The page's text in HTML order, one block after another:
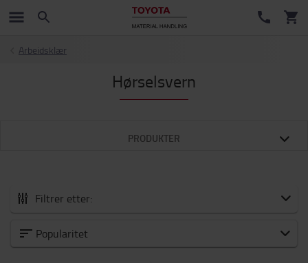
Arbeidsklær
Hørselsvern
PRODUKTER
Filtrer etter:
Truckutstyr og tilbehør
Popularitet